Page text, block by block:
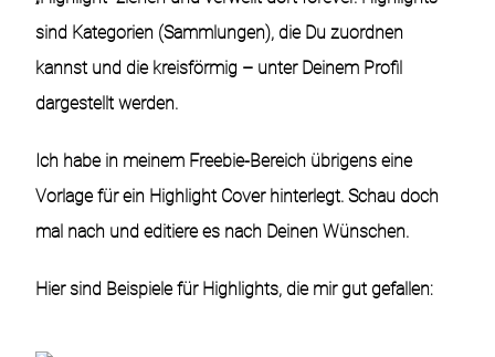
sind Kategorien (Sammlungen), die Du zuordnen
kannst und die kreisförmig – unter Deinem Profil
dargestellt werden.
Ich habe in meinem Freebie-Bereich übrigens eine
Vorlage für ein Highlight Cover hinterlegt. Schau doch
mal nach und editiere es nach Deinen Wünschen.
Hier sind Beispiele für Highlights, die mir gut gefallen: